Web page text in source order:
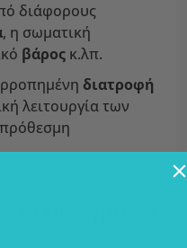
διάφορους
, η σωματική
βάρος κ.λπ.
διατροφή
λειτουργία των